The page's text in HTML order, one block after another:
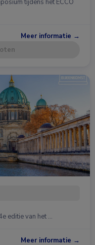
Meer informatie →
editie van het …
Meer informatie →